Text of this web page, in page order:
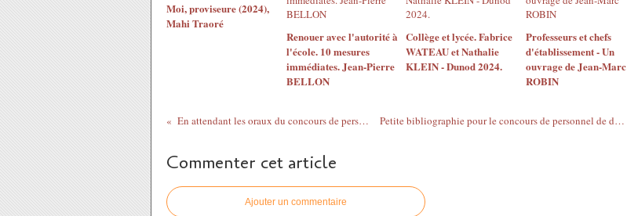
Moi, proviseure (2024),
Mahi Traoré
Renouer avec l'autorité à
l'école. 10 mesures
immédiates. Jean-Pierre
BELLON
Collège et lycée. Fabrice
WATEAU et Nathalie
KLEIN - Dunod 2024.
Professeurs et chefs
d'établissement - Un
ouvrage de Jean-Marc
ROBIN
En attendant les oraux du concours de personnel de direction Petite bibliographie pour le concours de personnel de direction (session 2021)
Commenter cet article
Ajouter un commentaire